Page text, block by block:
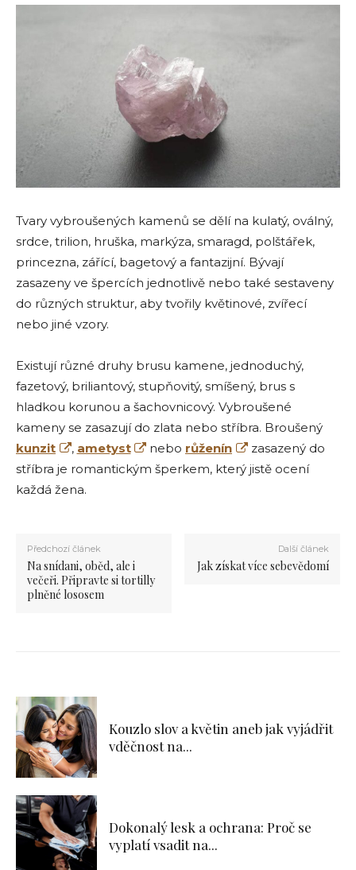
Tvary vybroušených kamenů se dělí na kulatý, oválný,
srdce, trilion, hruška, markýza, smaragd, polštářek,
princezna, zářící, bagetový a fantazijní. Bývají
zasazeny ve špercích jednotlivě nebo také sestaveny
do různých struktur, aby tvořily květinové, zvířecí
nebo jiné vzory.
Existují různé druhy brusu kamene, jednoduchý,
fazetový, briliantový, stupňovitý, smíšený, brus s
hladkou korunou a šachovnicový. Vybroušené
kameny se zasazují do zlata nebo stříbra. Broušený
kunzit
, ametyst nebo růženín
zasazený do
stříbra je romantickým šperkem, který jistě ocení
každá žena.
Předchozí článek
Na snídani, oběd, ale i
večeři. Připravte si tortilly
plněné lososem
Další článek
Jak získat více sebevědomí
Kouzlo slov a květin aneb jak vyjádřit
vděčnost na...
Dokonalý lesk a ochrana: Proč se
vyplatí vsadit na...